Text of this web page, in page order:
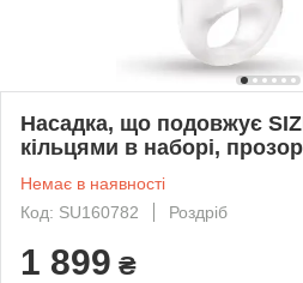
Насадка, що подовжує
кільцями в наборі,
Немає в наявності
Код: SU160782
Роздріб
1 899 ₴